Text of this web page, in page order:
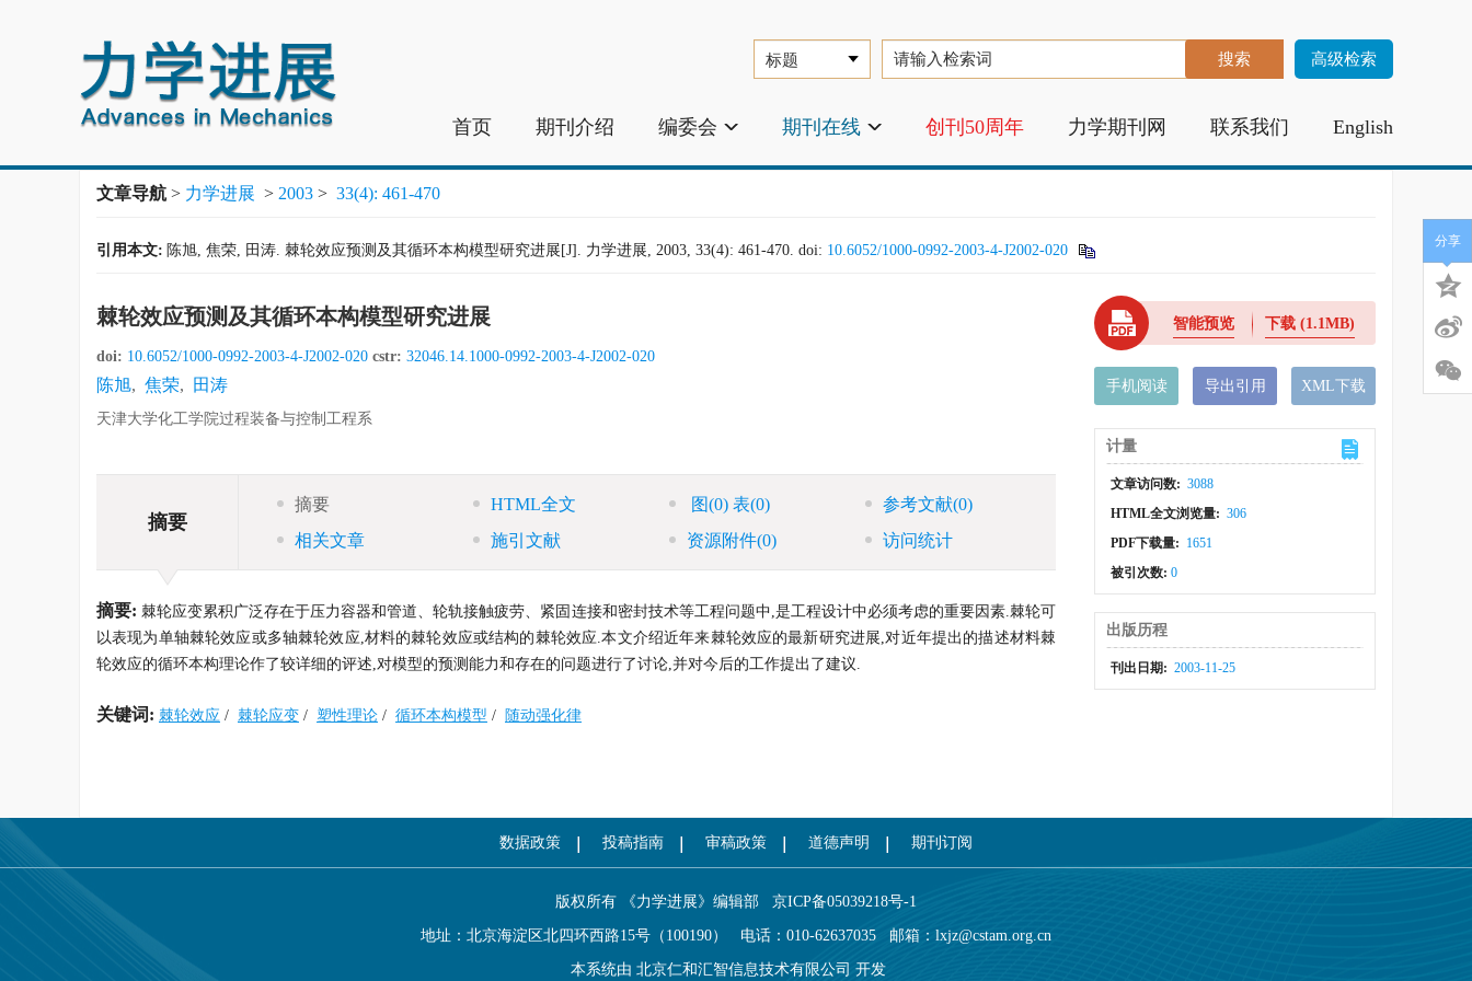
高级检索
首页 期刊介绍 编委会 期刊在线 创刊50周年 力学期刊网 联系我们 English
文章导航 > 力学进展 > 2003 > 33(4): 461-470
引用本文: 陈旭, 焦荣, 田涛. 棘轮效应预测及其循环本构模型研究进展[J]. 力学进展, 2003, 33(4): 461-470. doi: 10.6052/1000-0992-2003-4-J2002-020
棘轮效应预测及其循环本构模型研究进展
doi: 10.6052/1000-0992-2003-4-J2002-020 cstr: 32046.14.1000-0992-2003-4-J2002-020
陈旭, 焦荣, 田涛
天津大学化工学院过程装备与控制工程系
摘要
摘要 HTML全文 图(0) 表(0) 参考文献(0)
相关文章
施引文献 资源附件(0) 访问统计
摘要: 棘轮应变累积广泛存在于压力容器和管道、轮轨接触疲劳、紧固连接和密封技术等工程问题中,是工程设计中必须考虑的重要因素.棘轮可
以表现为单轴棘轮效应或多轴棘轮效应,材料的棘轮效应或结构的棘轮效应.本文介绍近年来棘轮效应的最新研究进展,对近年提出的描述材料棘
轮效应的循环本构理论作了较详细的评述,对模型的预测能力和存在的问题进行了讨论,并对今后的工作提出了建议.
关键词: 棘轮效应 / 棘轮应变 / 塑性理论 / 循环本构模型 / 随动强化律
智能预览 下载(1.1MB)
手机阅读 导出引用 XML下载
计量
文章访问数: 3088
HTML全文浏览量: 306
PDF下载量: 1651
被引次数:0
出版历程
刊出日期: 2003-11-25
分享
数据政策 投稿指南 审稿政策 道德声明 期刊订阅
版权所有 《力学进展》编辑部 京ICP备05039218号-1
地址：北京海淀区北四环西路15号（100190） 电话：010-62637035 邮箱： lxjz@cstam.org.cn
本系统由 北京仁和汇智信息技术有限公司 开发